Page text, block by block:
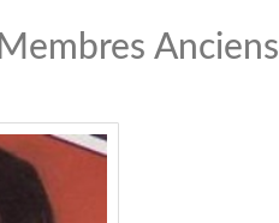
Membres Anciens